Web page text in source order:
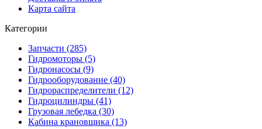
Карта сайта
Категории
Запчасти (285)
Гидромоторы (5)
Гидронасосы (9)
Гидрооборудование (40)
Гидрораспределители (12)
Гидроцилиндры (41)
Грузовая лебедка (30)
Кабина крановщика (13)